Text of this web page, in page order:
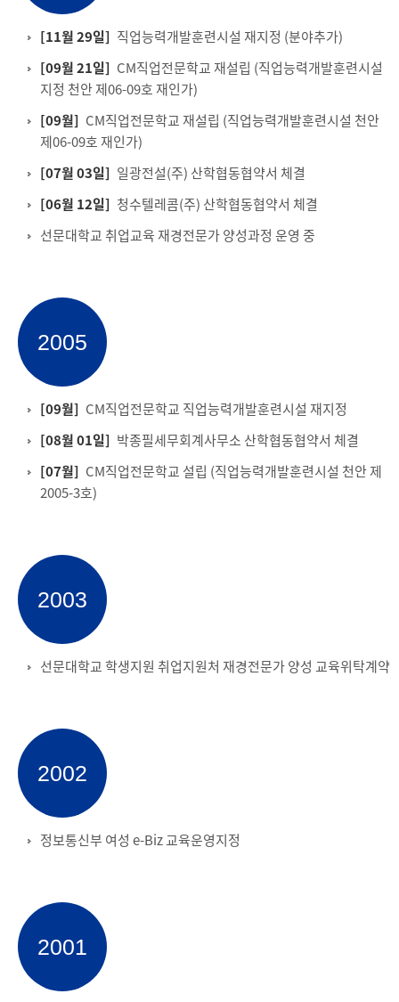
[11월 29일] 직업능력개발훈련시설 재지정 (분야추가)
[09월 21일] CM직업전문학교 재설립 (직업능력개발훈련시설
지정 천안 제06-09호 재인가)
[09월] CM직업전문학교 재설립 (직업능력개발훈련시설 천안
제06-09호 재인가)
[07월 03일] 일광전설(주) 산학협동협약서 체결
[06월 12일] 청수텔레콤(주) 산학협동협약서 체결
선문대학교 취업교육 재경전문가 양성과정 운영 중
2005
[09월] CM직업전문학교 직업능력개발훈련시설 재지정
[08월 01일] 박종필세무회계사무소 산학협동협약서 체결
[07월] CM직업전문학교 설립 (직업능력개발훈련시설 천안 제
2005-3호)
2003
선문대학교 학생지원 취업지원처 재경전문가 양성 교육위탁계약
2002
정보통신부 여성 e-Biz 교육운영지정
2001